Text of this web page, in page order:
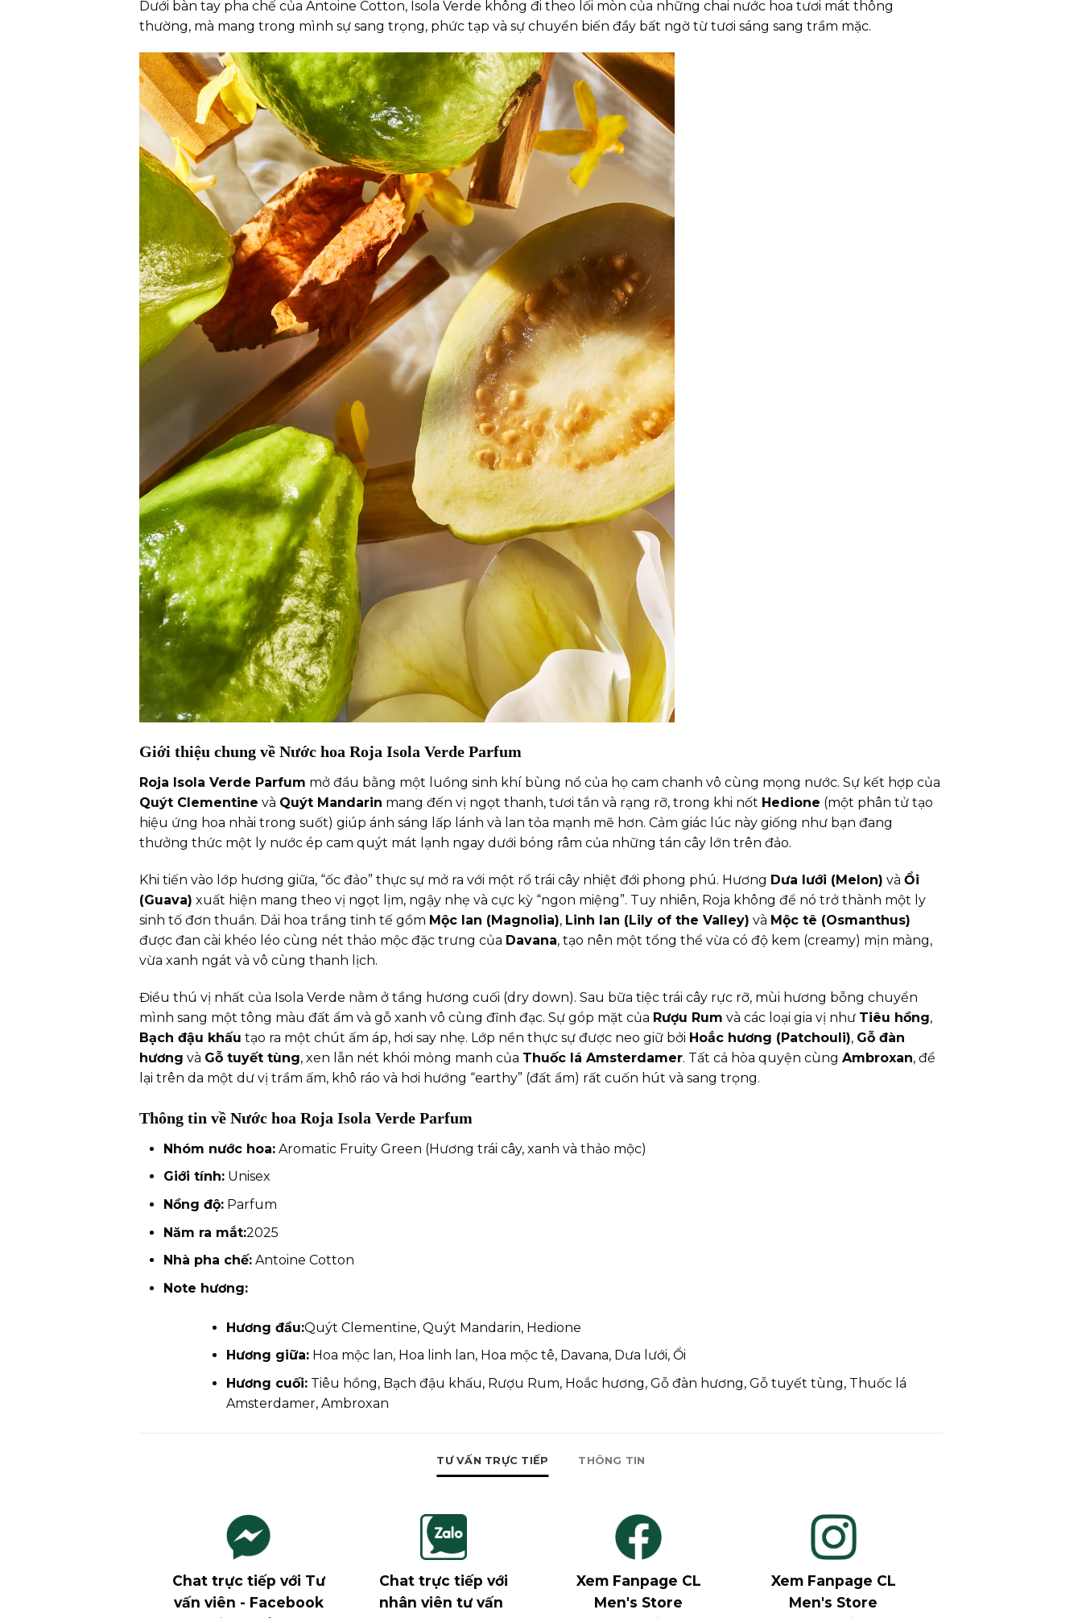
Dưới bàn tay pha chế của Antoine Cotton, Isola Verde không đi theo lối mòn của những chai nước hoa tươi mát thông
thường, mà mang trong mình sự sang trọng, phức tạp và sự chuyển biến đầy bất ngờ từ tươi sáng sang trầm mặc.
Giới thiệu chung về Nước hoa Roja Isola Verde Parfum
Roja Isola Verde Parfum mở đầu bằng một luồng sinh khí bùng nổ của họ cam chanh vô cùng mọng nước. Sự kết hợp của
Quýt Clementine và Quýt Mandarin mang đến vị ngọt thanh, tươi tắn và rạng rỡ, trong khi nốt Hedione (một phân tử tạo
hiệu ứng hoa nhài trong suốt) giúp ánh sáng lấp lánh và lan tỏa mạnh mẽ hơn. Cảm giác lúc này giống như bạn đang
thưởng thức một ly nước ép cam quýt mát lạnh ngay dưới bóng râm của những tán cây lớn trên đảo.
Khi tiến vào lớp hương giữa, “ốc đảo” thực sự mở ra với một rổ trái cây nhiệt đới phong phú. Hương Dưa lưới (Melon) và Ổi
(Guava) xuất hiện mang theo vị ngọt lịm, ngậy nhẹ và cực kỳ “ngon miệng”. Tuy nhiên, Roja không để nó trở thành một ly
sinh tố đơn thuần. Dải hoa trắng tinh tế gồm Mộc lan (Magnolia), Linh lan (Lily of the Valley) và Mộc tê (Osmanthus)
được đan cài khéo léo cùng nét thảo mộc đặc trưng của Davana, tạo nên một tổng thể vừa có độ kem (creamy) mịn màng,
vừa xanh ngát và vô cùng thanh lịch.
Điều thú vị nhất của Isola Verde nằm ở tầng hương cuối (dry down). Sau bữa tiệc trái cây rực rỡ, mùi hương bỗng chuyển
mình sang một tông màu đất ẩm và gỗ xanh vô cùng đĩnh đạc. Sự góp mặt của Rượu Rum và các loại gia vị như Tiêu hồng,
Bạch đậu khấu tạo ra một chút ấm áp, hơi say nhẹ. Lớp nền thực sự được neo giữ bởi Hoắc hương (Patchouli), Gỗ đàn
hương và Gỗ tuyết tùng, xen lẫn nét khói mỏng manh của Thuốc lá Amsterdamer. Tất cả hòa quyện cùng Ambroxan, để
lại trên da một dư vị trầm ấm, khô ráo và hơi hướng “earthy” (đất ẩm) rất cuốn hút và sang trọng.
Thông tin về Nước hoa Roja Isola Verde Parfum
Nhóm nước hoa:Aromatic Fruity Green (Hương trái cây, xanh và thảo mộc)
Giới tính:Unisex
Nồng độ:Parfum
Năm ra mắt:2025
Nhà pha chế:Antoine Cotton
Note hương:
Hương đầu:Quýt Clementine, Quýt Mandarin, Hedione
Hương giữa:Hoa mộc lan, Hoa linh lan, Hoa mộc tê, Davana, Dưa lưới, Ổi
Hương cuối:Tiêu hồng, Bạch đậu khấu, Rượu Rum, Hoắc hương, Gỗ đàn hương, Gỗ tuyết tùng, Thuốc lá
Amsterdamer, Ambroxan
TƯ VẤN TRỰC TIẾP THÔNG TIN
Chat trực tiếp với Tư
vấn viên - Facebook
Chat trực tiếp với
nhân viên tư vấn
Xem Fanpage CL
Men's Store
Xem Fanpage CL
Men's Store